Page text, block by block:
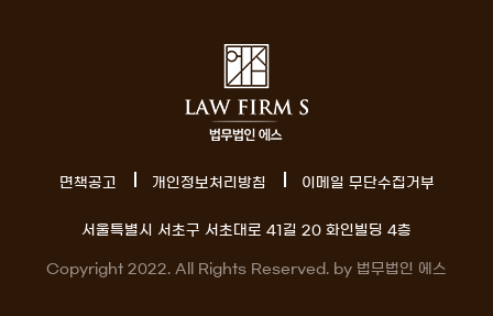
면책공고 개인정보처리방침 이메일 무단수집거부
서울특별시 서초구 서초대로 41길 20 화인빌딩 4층
Copyright 2022. All Rights Reserved. by 법무법인 에스